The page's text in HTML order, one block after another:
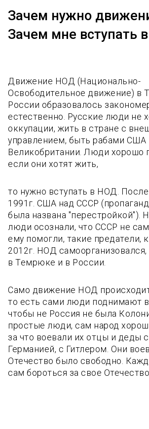
Зачем нужно
Зачем мне вступать
Движение НОД (Национально-
Освободительное движение) в
России образовалось
естественно. Русские люди не
оккупации, жить в стране с
управлением, быть рабами США
Великобритании. Люди хорошо
если они хотят жить,
то нужно вступать в НОД.
1991г. США над СССР
была названа "перестройкой").
люди осознали, что СССР не сам
ему помогли, такие предатели,
2012г. НОД
в Темрюке и в России.
Само движение НОД
то есть сами люди поднимают
чтобы не Россия не была
простые люди, сам народ
за что воевали их отцы и деды
Германией, с Гитлером. Они
Отечество было свободно.
сам бороться за свое